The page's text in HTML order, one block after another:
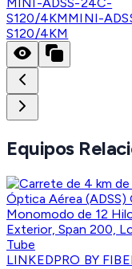
S120/4KMMINI-
S120/4KM
Equipos
LINKEDPRO BY